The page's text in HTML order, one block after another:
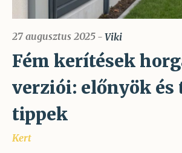
27 augusztus 2025 Viki
Fém kerítések
verziói: előnyök és
tippek
Kert